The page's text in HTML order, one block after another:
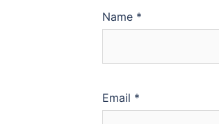
Name *
Email *